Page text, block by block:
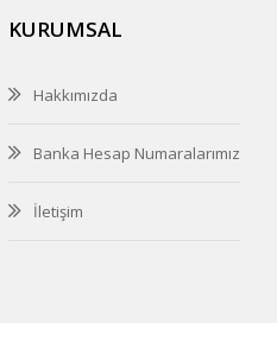
KURUMSAL
Hakkımızda
Banka Hesap Numaralarımız
İletişim